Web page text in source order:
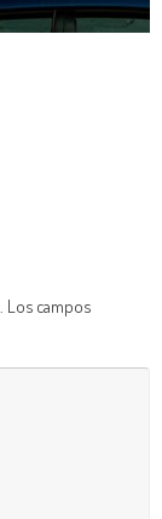
Los campos